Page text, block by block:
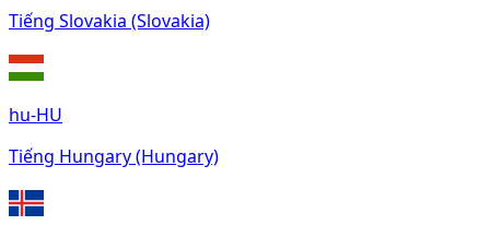
Tiếng Slovakia (Slovakia)
hu-HU
Tiếng Hungary (Hungary)